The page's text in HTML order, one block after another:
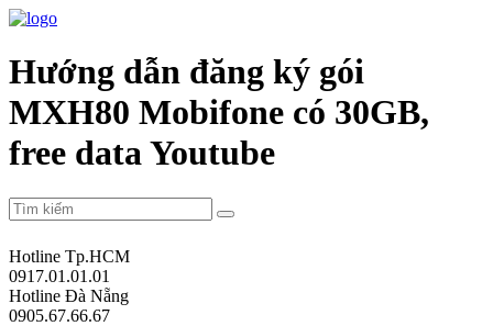
Hướng dẫn đăng ký gói
MXH80 Mobifone có 30GB,
free data Youtube
Hotline Tp.HCM
0917.01.01.01
Hotline Đà Nẵng
0905.67.66.67